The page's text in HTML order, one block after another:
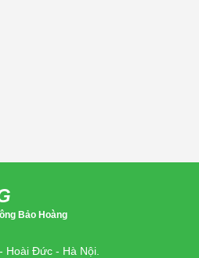
Bảo Hoàng
Hoài Đức - Hà Nội.